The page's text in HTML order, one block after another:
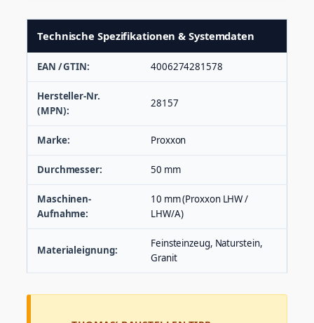
Technische Spezifikationen & Systemdaten
EAN / GTIN: 4006274281578
Hersteller-Nr.
(MPN):
28157
Marke: Proxxon
Durchmesser: 50 mm
Maschinen-
Aufnahme:
10 mm (Proxxon LHW /
LHW/A)
Materialeignung:
Feinsteinzeug, Naturstein,
Granit